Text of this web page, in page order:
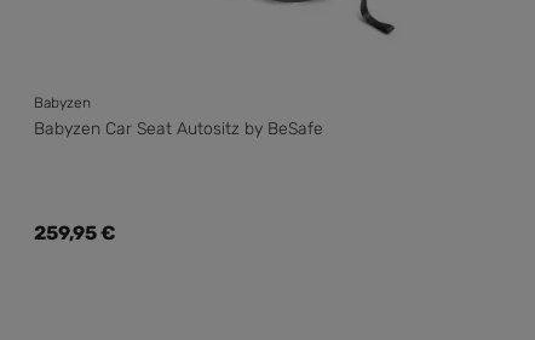
Babyzen
Babyzen Car Seat Autositz by BeSafe
Regulärer Preis:
259,95 €